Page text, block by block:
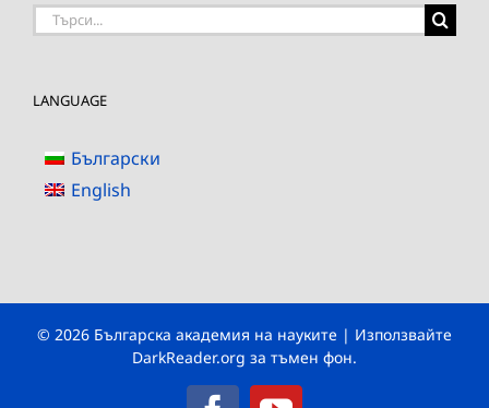
Търсене
LANGUAGE
Български
English
© 2026 Българска академия на науките | Използвайте
DarkReader.org за тъмен фон.